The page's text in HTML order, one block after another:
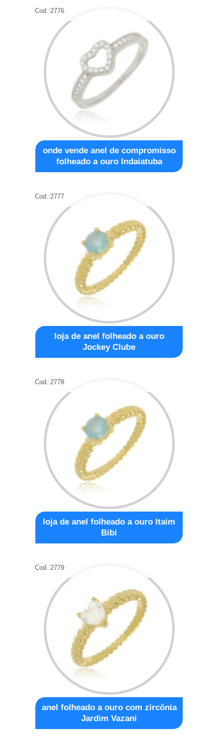
Cod.:2776
onde vende anel de compromisso
folheado a ouro Indaiatuba
Cod.:2777
loja de anel folheado a ouro
Jockey Clube
Cod.:2778
loja de anel folheado a ouro Itaim
Bibi
Cod.:2779
anel folheado a ouro com zircônia
Jardim Vazani